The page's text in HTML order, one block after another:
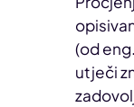
(od
utječi